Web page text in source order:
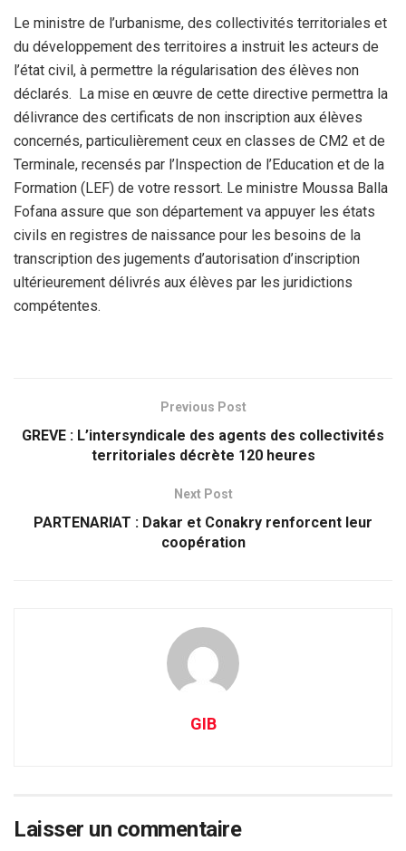
Le ministre de l’urbanisme, des collectivités territoriales et
du développement des territoires a instruit les acteurs de
l’état civil, à permettre la régularisation des élèves non
déclarés. La mise en œuvre de cette directive permettra la
délivrance des certificats de non inscription aux élèves
concernés, particulièrement ceux en classes de CM2 et de
Terminale, recensés par l’Inspection de l’Education et de la
Formation (LEF) de votre ressort. Le ministre Moussa Balla
Fofana assure que son département va appuyer les états
civils en registres de naissance pour les besoins de la
transcription des jugements d’autorisation d’inscription
ultérieurement délivrés aux élèves par les juridictions
compétentes.
Previous Post
GREVE : L’intersyndicale des agents des collectivités
territoriales décrète 120 heures
Next Post
PARTENARIAT : Dakar et Conakry renforcent leur
coopération
GIB
Laisser un commentaire